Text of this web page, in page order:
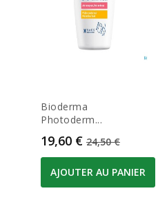
Bioderma
Photoderm...
Prix
19,60 € Prix de base
24,50 €
AJOUTER AU PANIER